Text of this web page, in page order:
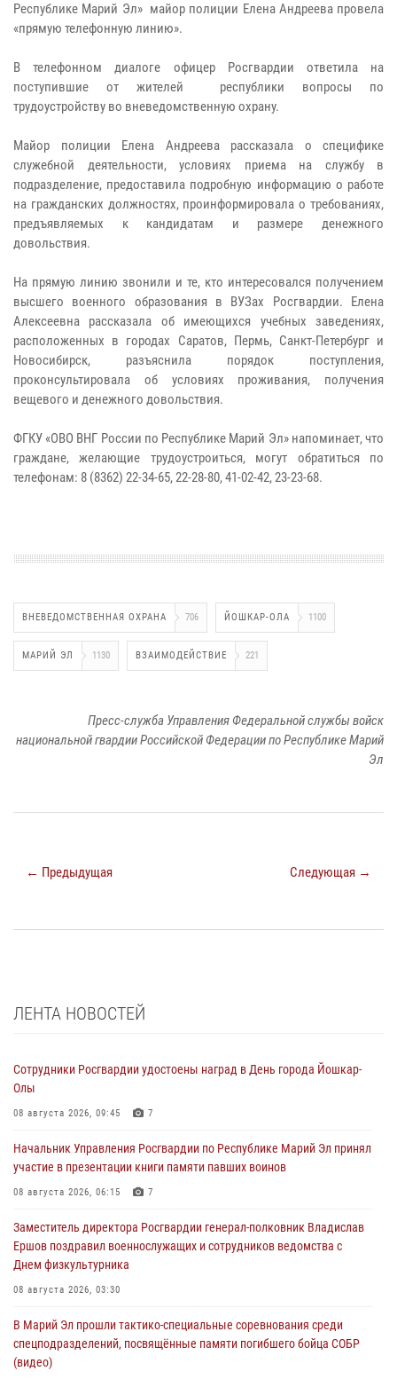
Республике Марий Эл» майор полиции Елена Андреева провела
«прямую телефонную линию».
В телефонном диалоге офицер Росгвардии ответила на
поступившие от жителей республики вопросы по
трудоустройству во вневедомственную охрану.
Майор полиции Елена Андреева рассказала о специфике
служебной деятельности, условиях приема на службу в
подразделение, предоставила подробную информацию о работе
на гражданских должностях, проинформировала о требованиях,
предъявляемых к кандидатам и размере денежного
довольствия.
На прямую линию звонили и те, кто интересовался получением
высшего военного образования в ВУЗах Росгвардии. Елена
Алексеевна рассказала об имеющихся учебных заведениях,
расположенных в городах Саратов, Пермь, Санкт-Петербург и
Новосибирск, разъяснила порядок поступления,
проконсультировала об условиях проживания, получения
вещевого и денежного довольствия.
ФГКУ «ОВО ВНГ России по Республике Марий Эл» напоминает, что
граждане, желающие трудоустроиться, могут обратиться по
телефонам: 8 (8362) 22-34-65, 22-28-80, 41-02-42, 23-23-68.
ВНЕВЕДОМСТВЕННАЯ ОХРАНА 706 ЙОШКАР-ОЛА 1100
МАРИЙ ЭЛ 1130 ВЗАИМОДЕЙСТВИЕ 221
Пресс-служба Управления Федеральной службы войск
национальной гвардии Российской Федерации по Республике Марий
Эл
← Предыдущая Следующая →
ЛЕНТА НОВОСТЕЙ
Сотрудники Росгвардии удостоены наград в День города Йошкар-
Олы
08 августа 2026, 09:45 7
Начальник Управления Росгвардии по Республике Марий Эл принял
участие в презентации книги памяти павших воинов
08 августа 2026, 06:15 7
Заместитель директора Росгвардии генерал-полковник Владислав
Ершов поздравил военнослужащих и сотрудников ведомства с
Днем физкультурника
08 августа 2026, 03:30
В Марий Эл прошли тактико-специальные соревнования среди
спецподразделений, посвящённые памяти погибшего бойца СОБР
(видео)